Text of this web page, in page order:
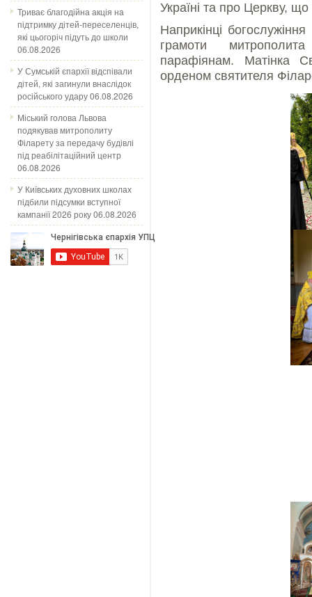
Триває благодійна акція на
підтримку дітей-переселенців,
які цьогоріч підуть до школи
06.08.2026
У Сумській єпархії відспівали
дітей, які загинули внаслідок
російського удару06.08.2026
Міський голова Львова
подякував митрополиту
Філарету за передачу будівлі
під реабілітаційний центр
06.08.2026
У Київських духовних школах
підбили підсумки вступної
кампанії 2026 року06.08.2026
Україні та про Церкву, що
Наприкінці
грамоти
парафіянам. Матінка
орденом святителя